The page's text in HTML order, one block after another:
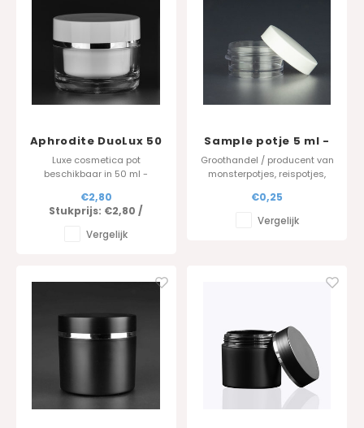
Aphrodite DuoLux 50
ml - WIT
Luxe cosmetica pot
beschikbaar in 50 ml -
deksel.
€2,80
Stukprijs: €2,80 /
Vergelijk
Sample potje 5 ml -
transparant
Groothandel / producent van
monsterpotjes, reispotjes,
€0,25
Vergelijk